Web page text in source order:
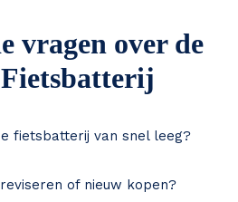
vragen over de
fietsbatterij van snel leeg?
of nieuw kopen?